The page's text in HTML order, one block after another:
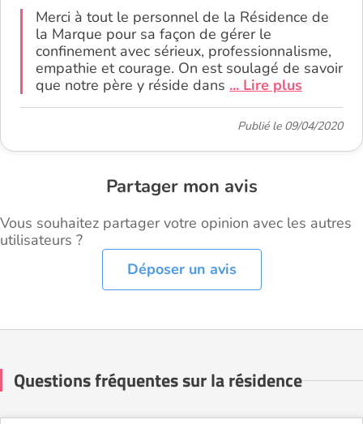
Merci à tout le personnel de la Résidence de
la Marque pour sa façon de gérer le
confinement avec sérieux, professionnalisme,
empathie et courage. On est soulagé de savoir
que notre père y réside dans ... Lire plus
Publié le 09/04/2020
Partager mon avis
Vous souhaitez partager votre opinion avec les autres
utilisateurs ?
Déposer un avis
Questions fréquentes sur la résidence